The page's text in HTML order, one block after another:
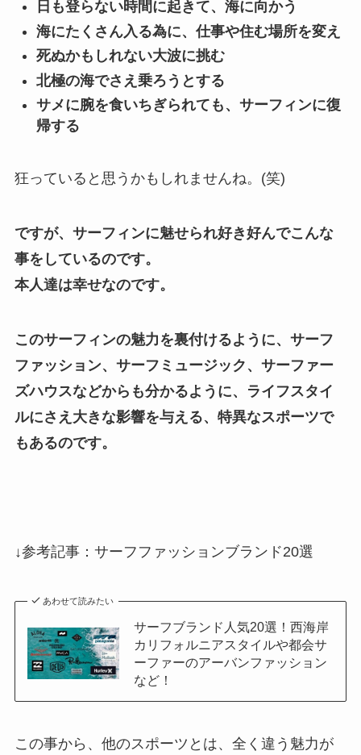
日も登らない時間に起きて、海に向かう
海にたくさん入る為に、仕事や住む場所を変え
死ぬかもしれない大波に挑む
北極の海でさえ乗ろうとする
サメに腕を食いちぎられても、サーフィンに復
帰する
狂っていると思うかもしれませんね。(笑)
ですが、サーフィンに魅せられ好き好んでこんな
事をしているのです。
本人達は幸せなのです。
このサーフィンの魅力を裏付けるように、 サーフ
ファッション、サーフミュージック、サーファー
ズハウスなどからも分かるように、
ライフスタイ
ルにさえ大きな影響を与える、特異なスポーツで
もあるのです。
↓参考記事：サーフファッションブランド20選
あわせて読みたい
サーフブランド人気20選！西海岸
カリフォルニアスタイルや都会サ
ーファーのアーバンファッション
など！
この事から、他のスポーツとは、全く違う魅力が